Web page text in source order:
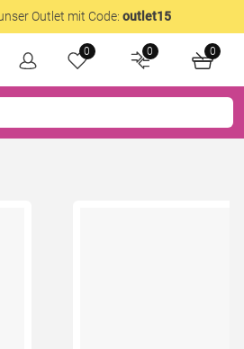
Outlet mit Code: outlet15
0 0 0